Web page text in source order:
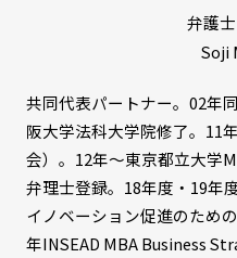
弁護
Soji
共同代表パートナー。02年
阪大学法科大学院修了。11
会）。12年〜東京都立大学
弁理士登録。18年度・19年
イノベーション促進のため
年INSEAD MBA Business